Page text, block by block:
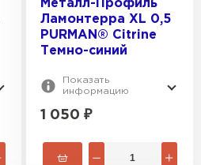
Металл-Профиль
Ламонтерра XL 0,5
PURMAN® Citrine
Темно-синий
Показать
информацию
1 050 ₽